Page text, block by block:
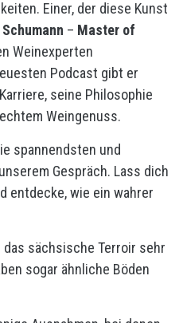
Einer, der diese Kunst
– Master of
Weinexperten
Podcast gibt er
seine Philosophie
Weingenuss.
spannendsten und
Gespräch. Lass dich
entdecke, wie ein wahrer
das sächsische Terroir sehr
sogar ähnliche Böden